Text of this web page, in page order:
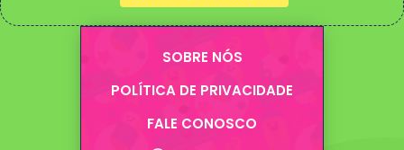
SOBRE NÓS
POLÍTICA DE PRIVACIDADE
FALE CONOSCO